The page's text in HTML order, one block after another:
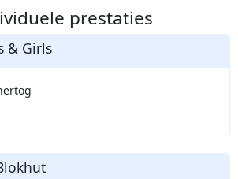
prestaties
& Girls